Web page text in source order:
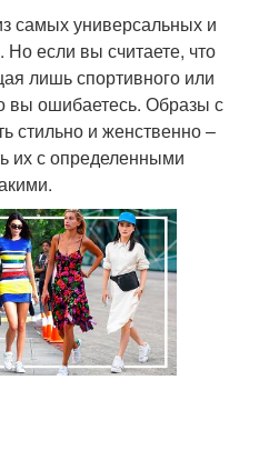
самых универсальных и
если вы считаете, что
лишь спортивного или
вы ошибаетесь. Образы с
стильно и женственно –
их с определенными